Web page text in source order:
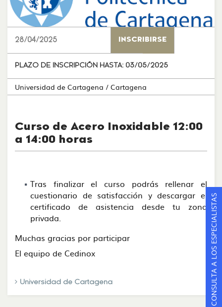
28/04/2025 INSCRIBIRSE
PLAZO DE INSCRIPCIÓN HASTA: 03/05/2025
Universidad de Cartagena / Cartagena
Curso de Acero Inoxidable 12:00
a 14:00 horas
Tras finalizar el curso podrás rellenar el
cuestionario de satisfacción y descargar el
certificado de asistencia desde tu zona
privada.
Muchas gracias por participar
El equipo de Cedinox
Universidad de Cartagena CONSULTA A LOS ESPECIALISTAS